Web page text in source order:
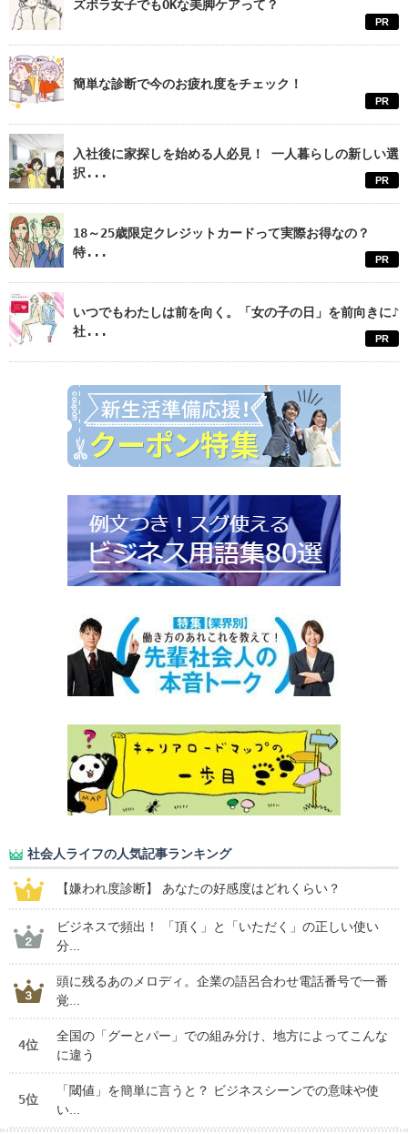
ズボラ女子でもOKな美脚ケアって？
PR
簡単な診断で今のお疲れ度をチェック！
PR
入社後に家探しを始める人必見！ 一人暮らしの新しい選
択...
PR
18～25歳限定クレジットカードって実際お得なの？
特...
PR
いつでもわたしは前を向く。「女の子の日」を前向きに♪
社...
PR
社会人ライフの人気記事ランキング
【嫌われ度診断】 あなたの好感度はどれくらい？
ビジネスで頻出！ 「頂く」と「いただく」の正しい使い
分...
頭に残るあのメロディ。企業の語呂合わせ電話番号で一番
覚...
4位
全国の「グーとパー」での組み分け、地方によってこんな
に違う
5位
「閾値」を簡単に言うと？ ビジネスシーンでの意味や使
い...